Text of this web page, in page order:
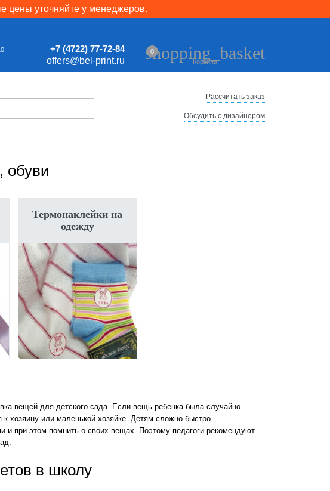
цены уточняйте у менеджеров.
+7 (4722) 77-72-84
offers@bel-print.ru
shopping_basket
Корзина
0
Рассчитать заказ
Обсудить с дизайнером
обуви
Термонаклейки на
одежду
вещей для детского сада. Если вещь ребенка была случайно
хозяину или маленькой хозяйке. Детям сложно быстро
и при этом помнить о своих вещах. Поэтому педагоги рекомендуют
в школу